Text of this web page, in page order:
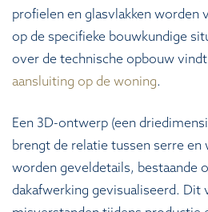
profielen en glasvlakken worden
op de specifieke bouwkundige
over de technische opbouw
aansluiting op de woning.
Een 3D-ontwerp (een
brengt de relatie tussen serre en
worden geveldetails, bestaande
dakafwerking gevisualiseerd. Dit